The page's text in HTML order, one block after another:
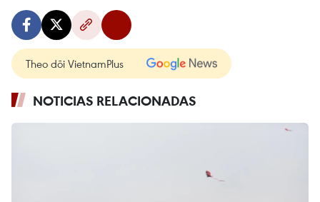
Theo dõi VietnamPlus
NOTICIAS RELACIONADAS